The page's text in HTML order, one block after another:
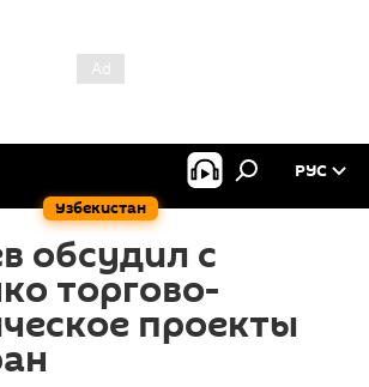
Узбекистан
РУС
обсудил с
торгово-
проекты